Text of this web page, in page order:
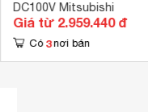
DC100V Mitsubishi
Giá từ 2.959.440 đ
Có 3 nơi bán